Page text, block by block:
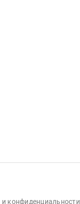
и конфиденциальности